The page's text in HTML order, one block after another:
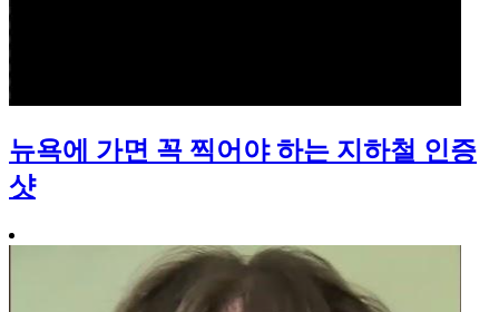
뉴욕에 가면 꼭 찍어야 하는 지하철 인증
샷